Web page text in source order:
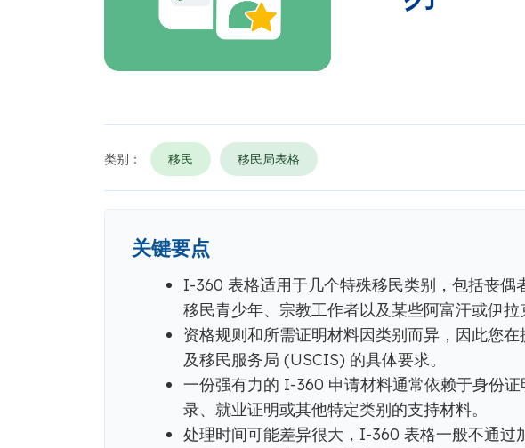
类别： 移民 移民局表格
关键要点
I-360 表格适用于几个特殊移民类别，包括丧偶
移民青少年、宗教工作者以及某些阿富汗或伊拉
资格规则和所需证明材料因类别而异，因此您
及移民服务局 (USCIS) 的具体要求。
一份强有力的 I-360 申请材料通常依赖于身份
录、就业证明或其他特定类别的支持材料。
处理时间可能差异很大，I-360 表格一般不通过